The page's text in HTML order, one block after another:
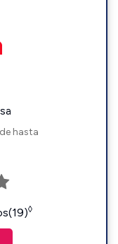
hasta
◊